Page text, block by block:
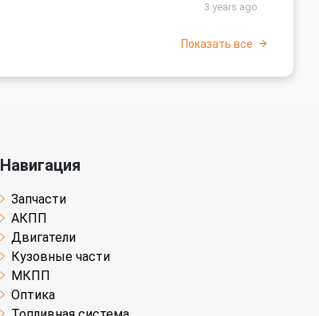
3 years ago
Показать все
Навигация
Запчасти
АКПП
Двигатели
Кузовные части
МКПП
Оптика